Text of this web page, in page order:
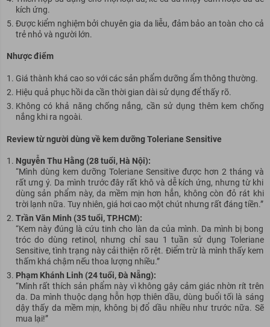
kích ứng.
Được kiểm nghiệm bởi chuyên gia da liễu, đảm bảo an toàn cho cả
trẻ nhỏ và người lớn.
Nhược điểm
Giá thành khá cao so với các sản phẩm dưỡng ẩm thông thường.
Hiệu quả phục hồi da cần thời gian dài sử dụng để thấy rõ.
Không có khả năng chống nắng, cần sử dụng thêm kem chống
nắng khi ra ngoài.
Review từ người dùng về kem dưỡng Toleriane Sensitive
Nguyễn Thu Hằng (28 tuổi, Hà Nội):
“Mình dùng kem dưỡng Toleriane Sensitive được hơn 2 tháng và
rất ưng ý. Da mình trước đây rất khô và dễ kích ứng, nhưng từ khi
dùng sản phẩm này, da mềm mịn hơn hẳn, không còn đỏ rát khi
trời lạnh nữa. Tuy nhiên, giá hơi cao một chút nhưng rất đáng tiền.”
Trần Văn Minh (35 tuổi, TP.HCM):
“Kem này đúng là cứu tinh cho làn da của mình. Da mình bị bong
tróc do dùng retinol, nhưng chỉ sau 1 tuần sử dụng Toleriane
Sensitive, tình trạng này cải thiện rõ rệt. Điểm trừ là mình thấy kem
thấm khá chậm nếu thoa lượng nhiều.”
Phạm Khánh Linh (24 tuổi, Đà Nẵng):
“Mình rất thích sản phẩm này vì không gây cảm giác nhờn rít trên
da. Da mình thuộc dạng hỗn hợp thiên dầu, dùng buổi tối là sáng
dậy thấy da mềm mịn, không bị đổ dầu nhiều như trước nữa. Sẽ
mua lại!”